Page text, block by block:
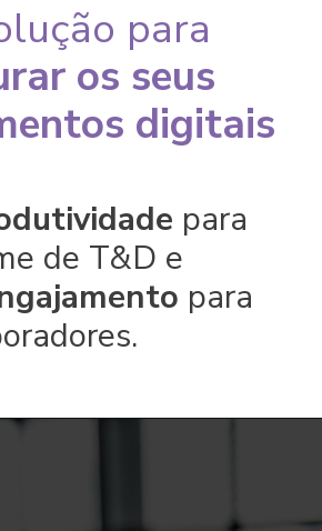
para
os seus
digitais
para
de T&D e
para